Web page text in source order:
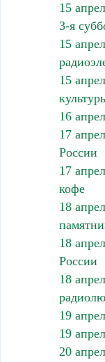
15
3-я
15
15
16
17
России
17
кофе
18
18
России
18
19
19
20